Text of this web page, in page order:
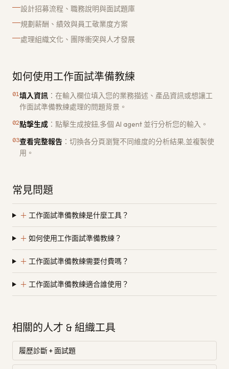
設計招募流程、職務說明與面試題庫
規劃薪酬、績效與員工敬業度方案
處理組織文化、團隊衝突與人才發展
如何使用工作面試準備教練
01填入資訊 ： 在輸入欄位填入您的業務描述、產品資訊或想讓工
作面試準備教練處理的問題背景。
02點擊生成 ： 點擊生成按鈕,多個 AI agent 並行分析您的輸入。
03查看完整報告 ： 切換各分頁瀏覽不同維度的分析結果,並複製使
用。
常見問題
＋ 工作面試準備教練是什麼工具？
＋ 如何使用工作面試準備教練？
＋ 工作面試準備教練需要付費嗎？
＋ 工作面試準備教練適合誰使用？
相關的人才 & 組織工具
履歷診斷 + 面試題